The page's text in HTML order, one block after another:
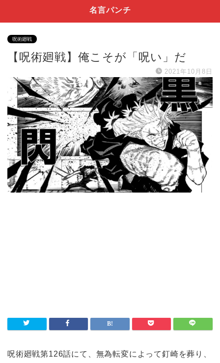
名言パンチ
呪術廻戦
【呪術廻戦】俺こそが「呪い」だ
2021年10月8日
呪術廻戦第126話にて、無為転変によって釘崎を葬り、